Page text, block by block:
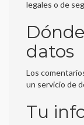
legales o de
datos
Los
un servicio de
Tu